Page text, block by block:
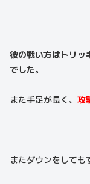
彼の戦い方はトリッ
でした。
また手足が長く、 攻
またダウンをしても